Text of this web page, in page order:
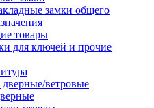
замки общего
товары
для ключей и прочие
ветровые